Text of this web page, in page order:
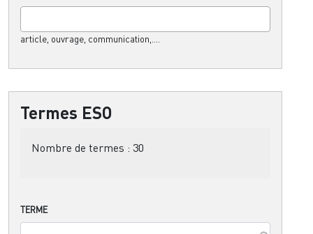
article, ouvrage, communication,....
Termes ESO
Nombre de termes : 30
TERME